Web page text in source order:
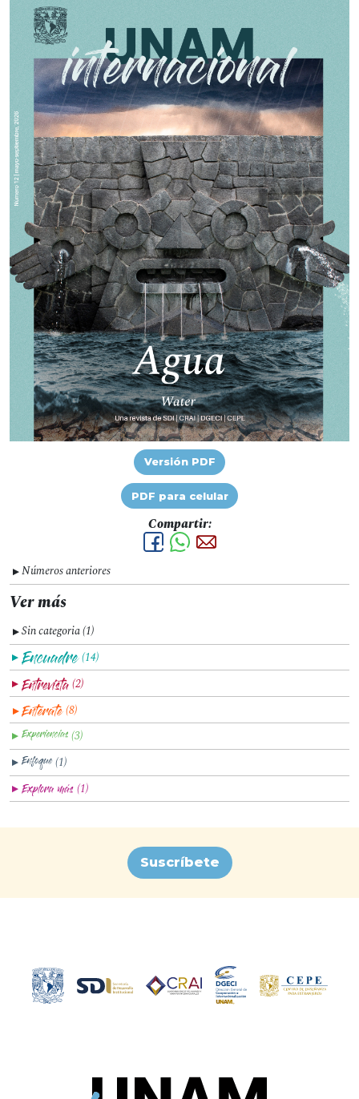
Versión PDF
PDF para celular
Compartir:
▼Números anteriores
Ver más
▼Sin categoria (1)
▼ (14)
▼ (2)
▼ (8)
▼ (3)
▼ (1)
▼ (1)
Suscríbete